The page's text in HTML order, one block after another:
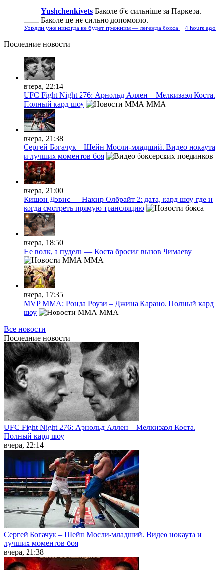
Yushchenkivets Баколе б'є сильніше за Паркера.
Баколе це не сильно допомогло.
Уордли уже никогда не будет прежним — легенда бокса · 4 hours ago
Последние новости
вчера, 22:14
UFC Fight Night 276: Арнольд Аллен – Мелкизаэл Коста.
Полный кард шоу
MMA
вчера, 21:38
Сергей Богачук – Шейн Мосли-младший. Видео нокаута
и лучших моментов боя
вчера, 21:00
Кишон Дэвис — Нахир Олбрайт 2: дата, кард шоу, где и
когда смотреть прямую трансляцию
вчера, 18:50
Не волк, а пудель — Коста бросил вызов Чимаеву
MMA
вчера, 17:35
MVP MMA: Ронда Роузи – Джина Карано. Полный кард
шоу
MMA
Все новости
Последние новости
UFC Fight Night 276: Арнольд Аллен – Мелкизаэл Коста.
Полный кард шоу
вчера, 22:14
Сергей Богачук – Шейн Мосли-младший. Видео нокаута и
лучших моментов боя
вчера, 21:38